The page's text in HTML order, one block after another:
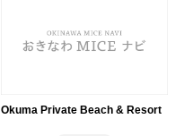
Okuma Private Beach & Resort